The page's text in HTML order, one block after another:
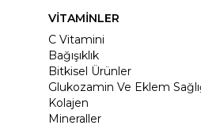
VİTAMİNLER
C Vitamini
Bağışıklık
Bitkisel Ürünler
Glukozamin Ve Eklem
Kolajen
Mineraller